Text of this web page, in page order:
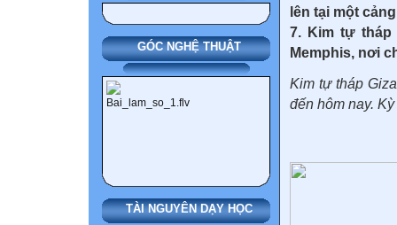
GÓC NGHỆ THUẬT
TÀI NGUYÊN DẠY HỌC
lên tại một
7. Kim tự tháp
Memphis, nơi
Kim tự tháp
đến hôm nay.